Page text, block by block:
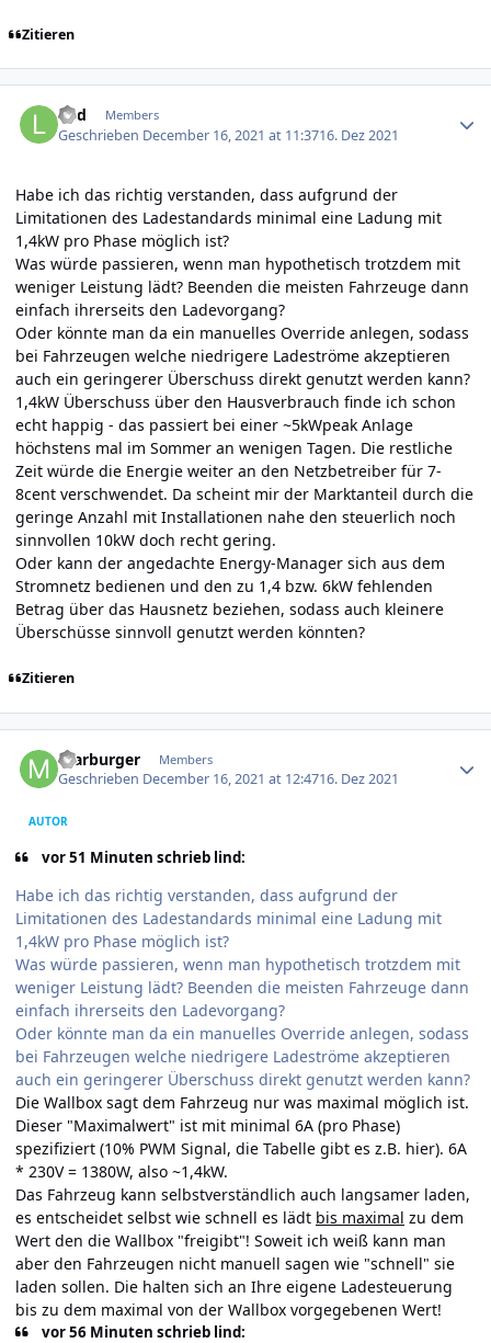
Zitieren
lind Members
Geschrieben December 16, 2021 at 11:3716. Dez 2021
Habe ich das richtig verstanden, dass aufgrund der
Limitationen des Ladestandards minimal eine Ladung mit
1,4kW pro Phase möglich ist?
Was würde passieren, wenn man hypothetisch trotzdem mit
weniger Leistung lädt? Beenden die meisten Fahrzeuge dann
einfach ihrerseits den Ladevorgang?
Oder könnte man da ein manuelles Override anlegen, sodass
bei Fahrzeugen welche niedrigere Ladeströme akzeptieren
auch ein geringerer Überschuss direkt genutzt werden kann?
1,4kW Überschuss über den Hausverbrauch finde ich schon
echt happig - das passiert bei einer ~5kWpeak Anlage
höchstens mal im Sommer an wenigen Tagen. Die restliche
Zeit würde die Energie weiter an den Netzbetreiber für 7-
8cent verschwendet. Da scheint mir der Marktanteil durch die
geringe Anzahl mit Installationen nahe den steuerlich noch
sinnvollen 10kW doch recht gering.
Oder kann der angedachte Energy-Manager sich aus dem
Stromnetz bedienen und den zu 1,4 bzw. 6kW fehlenden
Betrag über das Hausnetz beziehen, sodass auch kleinere
Überschüsse sinnvoll genutzt werden könnten?
Zitieren
marburger Members
Geschrieben December 16, 2021 at 12:4716. Dez 2021
AUTOR
vor 51 Minuten schrieb lind:
Habe ich das richtig verstanden, dass aufgrund der
Limitationen des Ladestandards minimal eine Ladung mit
1,4kW pro Phase möglich ist?
Was würde passieren, wenn man hypothetisch trotzdem mit
weniger Leistung lädt? Beenden die meisten Fahrzeuge dann
einfach ihrerseits den Ladevorgang?
Oder könnte man da ein manuelles Override anlegen, sodass
bei Fahrzeugen welche niedrigere Ladeströme akzeptieren
auch ein geringerer Überschuss direkt genutzt werden kann?
Die Wallbox sagt dem Fahrzeug nur was maximal möglich ist.
Dieser "Maximalwert" ist mit minimal 6A (pro Phase)
spezifiziert (10% PWM Signal, die Tabelle gibt es z.B. hier). 6A
* 230V = 1380W, also ~1,4kW.
Das Fahrzeug kann selbstverständlich auch langsamer laden,
es entscheidet selbst wie schnell es lädt bis maximal zu dem
Wert den die Wallbox "freigibt"! Soweit ich weiß kann man
aber den Fahrzeugen nicht manuell sagen wie "schnell" sie
laden sollen. Die halten sich an Ihre eigene Ladesteuerung
bis zu dem maximal von der Wallbox vorgegebenen Wert!
vor 56 Minuten schrieb lind: